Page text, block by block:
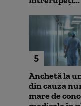
5
Anchetă la
din cauza
mare de